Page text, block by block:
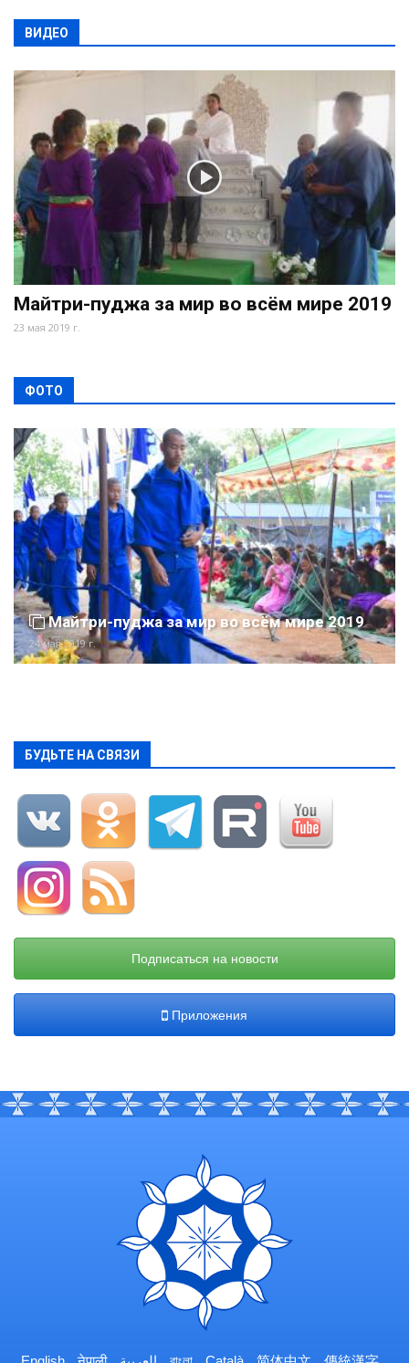
ВИДЕО
Майтри-пуджа за мир во всём мире 2019
23 мая 2019 г.
ФОТО
Майтри-пуджа за мир во всём мире 2019
24 мая 2019 г.
БУДЬТЕ НА СВЯЗИ
Подписаться на новости
Приложения